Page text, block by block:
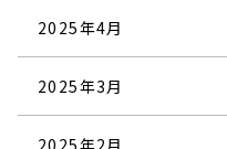
2025年4月
2025年3月
2025年2月